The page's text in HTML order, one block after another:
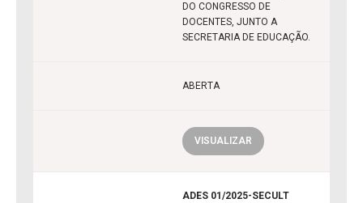
DO CONGRESSO DE
DOCENTES, JUNTO A
SECRETARIA DE EDUCAÇÃO.
ABERTA
VISUALIZAR
ADES 01/2025-SECULT